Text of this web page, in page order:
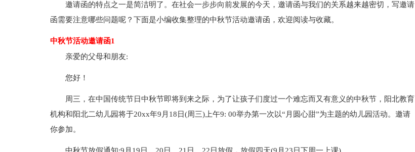
邀请函的特点之一是简洁明了。在社会一步步向前发展的今天，邀请函与我们的关系越来越密切，写邀请
函需要注意哪些问题呢？下面是小编收集整理的中秋节活动邀请函，欢迎阅读与收藏。
中秋节活动邀请函1
亲爱的父母和朋友:
您好！
周三，在中国传统节日中秋节即将到来之际，为了让孩子们度过一个难忘而又有意义的中秋节，阳北教育
机构和阳北二幼儿园将于20xx年9月18日(周三)上午9: 00举办第一次以“月圆心甜”为主题的幼儿园活动。邀请
你参加。